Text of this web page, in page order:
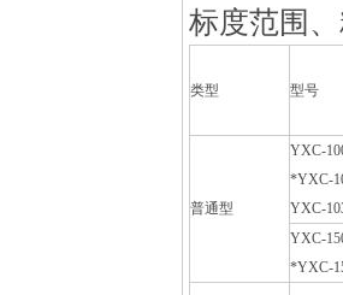
标度范围
类型 型号
普通型
YXC-
*YXC-
YXC-
YXC-
*YXC-